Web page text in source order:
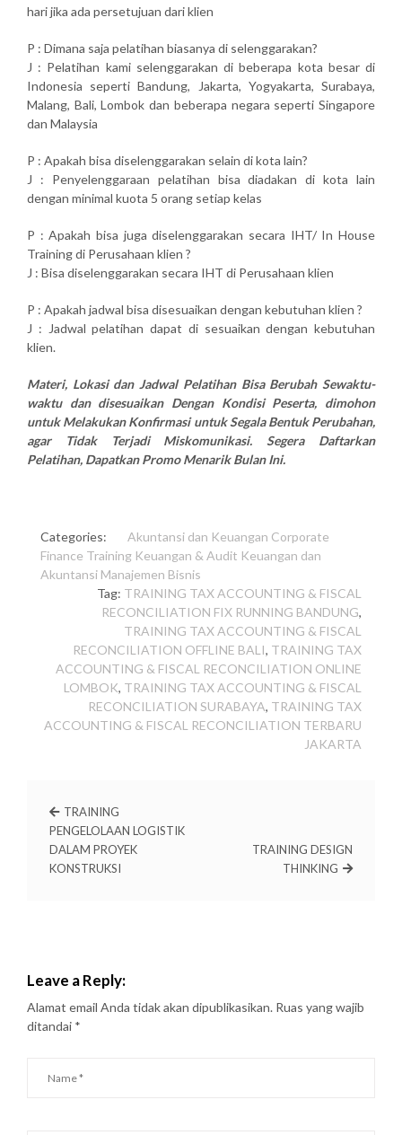
hari jika ada persetujuan dari klien
P : Dimana saja pelatihan biasanya di selenggarakan?
J : Pelatihan kami selenggarakan di beberapa kota besar di
Indonesia seperti Bandung, Jakarta, Yogyakarta, Surabaya,
Malang, Bali, Lombok dan beberapa negara seperti Singapore
dan Malaysia
P : Apakah bisa diselenggarakan selain di kota lain?
J : Penyelenggaraan pelatihan bisa diadakan di kota lain
dengan minimal kuota 5 orang setiap kelas
P : Apakah bisa juga diselenggarakan secara IHT/ In House
Training di Perusahaan klien ?
J : Bisa diselenggarakan secara IHT di Perusahaan klien
P : Apakah jadwal bisa disesuaikan dengan kebutuhan klien ?
J : Jadwal pelatihan dapat di sesuaikan dengan kebutuhan
klien.
Materi, Lokasi dan Jadwal Pelatihan Bisa Berubah Sewaktu-
waktu dan disesuaikan Dengan Kondisi Peserta, dimohon
untuk Melakukan Konfirmasi untuk Segala Bentuk Perubahan,
agar Tidak Terjadi Miskomunikasi. Segera Daftarkan
Pelatihan, Dapatkan Promo Menarik Bulan Ini.
Categories: Akuntansi dan Keuangan Corporate
Finance Training Keuangan & Audit Keuangan dan
Akuntansi Manajemen Bisnis
Tag: TRAINING TAX ACCOUNTING & FISCAL
RECONCILIATION FIX RUNNING BANDUNG,
TRAINING TAX ACCOUNTING & FISCAL
RECONCILIATION OFFLINE BALI, TRAINING TAX
ACCOUNTING & FISCAL RECONCILIATION ONLINE
LOMBOK, TRAINING TAX ACCOUNTING & FISCAL
RECONCILIATION SURABAYA, TRAINING TAX
ACCOUNTING & FISCAL RECONCILIATION TERBARU
JAKARTA
TRAINING
PENGELOLAAN LOGISTIK
DALAM PROYEK
KONSTRUKSI
TRAINING DESIGN
THINKING
Leave a Reply:
Alamat email Anda tidak akan dipublikasikan. Ruas yang wajib
ditandai *